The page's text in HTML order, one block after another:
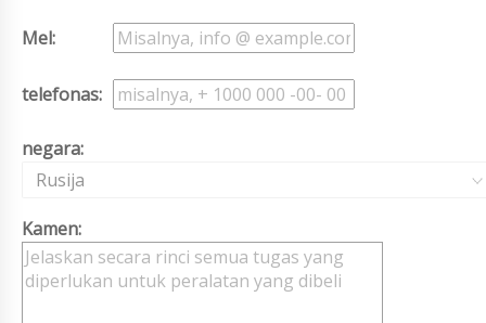
Mel:
telefonas:
negara:
Rusija
Kamen: